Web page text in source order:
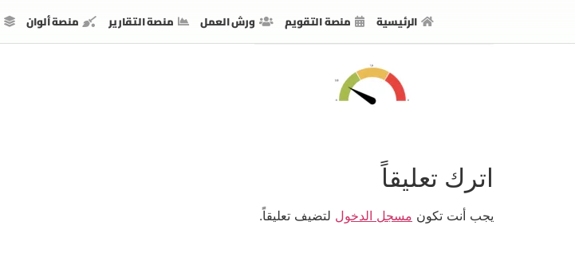
الرئيسية منصة التقويم ورش العمل منصة التقارير منصة ألوان
اترك تعليقاً
يجب أنت تكون مسجل الدخول لتضيف تعليقاً.